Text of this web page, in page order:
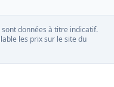
données à titre indicatif.
les prix sur le site du